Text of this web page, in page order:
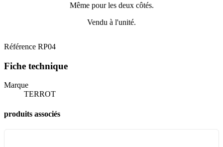
Même pour les deux côtés.
Vendu à l'unité.
Référence RP04
Fiche technique
Marque
TERROT
produits associés